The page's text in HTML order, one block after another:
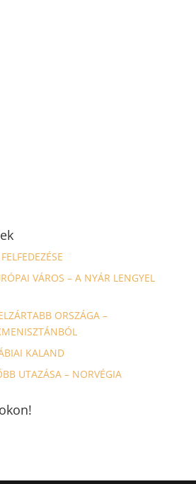
VÁROS – A NYÁR LENGYEL
ORSZÁGA –
KALAND
UTAZÁSA – NORVÉGIA